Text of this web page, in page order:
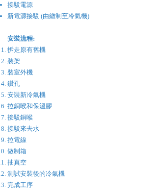
接駁電源
新電源接駁 (由總制至冷氣機)
安裝流程:
拆走原有舊機
裝架
裝室外機
鑽孔
安裝新冷氣機
​拉銅喉和保溫膠
接駁銅喉
接駁來去水
拉電線
做制箱
​抽真空
​測試安裝後的冷氣機
完成工序